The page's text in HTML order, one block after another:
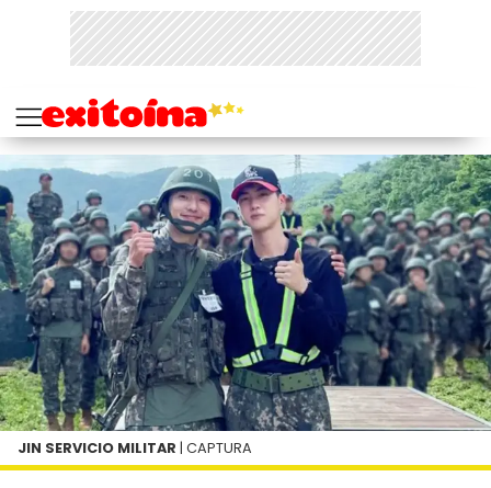
JIN SERVICIO MILITAR | CAPTURA